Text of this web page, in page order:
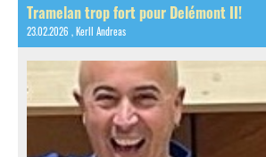
Tramelan trop fort pour Delémont II!
23.02.2026 , Kerll Andreas